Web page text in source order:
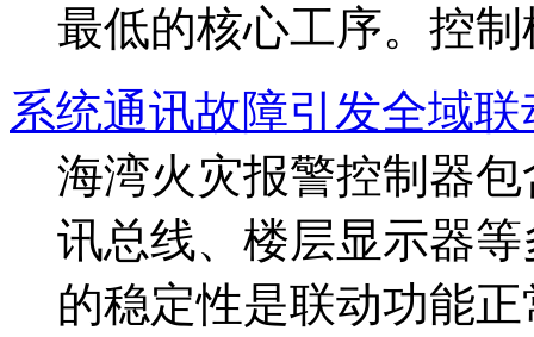
最低的核心工序。控制
系统通讯故障引发全域
海湾火灾报警控制器
讯总线、楼层显示器
的稳定性是联动功能